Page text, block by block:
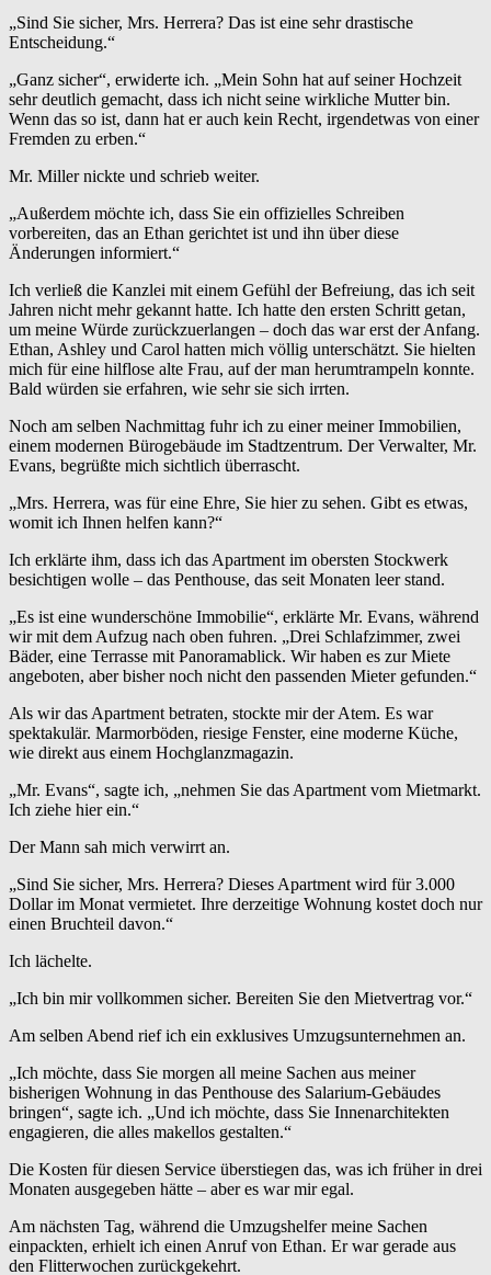
„Sind Sie sicher, Mrs. Herrera? Das ist eine sehr drastische
Entscheidung.“
„Ganz sicher“, erwiderte ich. „Mein Sohn hat auf seiner Hochzeit
sehr deutlich gemacht, dass ich nicht seine wirkliche Mutter bin.
Wenn das so ist, dann hat er auch kein Recht, irgendetwas von einer
Fremden zu erben.“
Mr. Miller nickte und schrieb weiter.
„Außerdem möchte ich, dass Sie ein offizielles Schreiben
vorbereiten, das an Ethan gerichtet ist und ihn über diese
Änderungen informiert.“
Ich verließ die Kanzlei mit einem Gefühl der Befreiung, das ich seit
Jahren nicht mehr gekannt hatte. Ich hatte den ersten Schritt getan,
um meine Würde zurückzuerlangen – doch das war erst der Anfang.
Ethan, Ashley und Carol hatten mich völlig unterschätzt. Sie hielten
mich für eine hilflose alte Frau, auf der man herumtrampeln konnte.
Bald würden sie erfahren, wie sehr sie sich irrten.
Noch am selben Nachmittag fuhr ich zu einer meiner Immobilien,
einem modernen Bürogebäude im Stadtzentrum. Der Verwalter, Mr.
Evans, begrüßte mich sichtlich überrascht.
„Mrs. Herrera, was für eine Ehre, Sie hier zu sehen. Gibt es etwas,
womit ich Ihnen helfen kann?“
Ich erklärte ihm, dass ich das Apartment im obersten Stockwerk
besichtigen wolle – das Penthouse, das seit Monaten leer stand.
„Es ist eine wunderschöne Immobilie“, erklärte Mr. Evans, während
wir mit dem Aufzug nach oben fuhren. „Drei Schlafzimmer, zwei
Bäder, eine Terrasse mit Panoramablick. Wir haben es zur Miete
angeboten, aber bisher noch nicht den passenden Mieter gefunden.“
Als wir das Apartment betraten, stockte mir der Atem. Es war
spektakulär. Marmorböden, riesige Fenster, eine moderne Küche,
wie direkt aus einem Hochglanzmagazin.
„Mr. Evans“, sagte ich, „nehmen Sie das Apartment vom Mietmarkt.
Ich ziehe hier ein.“
Der Mann sah mich verwirrt an.
„Sind Sie sicher, Mrs. Herrera? Dieses Apartment wird für 3.000
Dollar im Monat vermietet. Ihre derzeitige Wohnung kostet doch nur
einen Bruchteil davon.“
Ich lächelte.
„Ich bin mir vollkommen sicher. Bereiten Sie den Mietvertrag vor.“
Am selben Abend rief ich ein exklusives Umzugsunternehmen an.
„Ich möchte, dass Sie morgen all meine Sachen aus meiner
bisherigen Wohnung in das Penthouse des Salarium-Gebäudes
bringen“, sagte ich. „Und ich möchte, dass Sie Innenarchitekten
engagieren, die alles makellos gestalten.“
Die Kosten für diesen Service überstiegen das, was ich früher in drei
Monaten ausgegeben hätte – aber es war mir egal.
Am nächsten Tag, während die Umzugshelfer meine Sachen
einpackten, erhielt ich einen Anruf von Ethan. Er war gerade aus
den Flitterwochen zurückgekehrt.